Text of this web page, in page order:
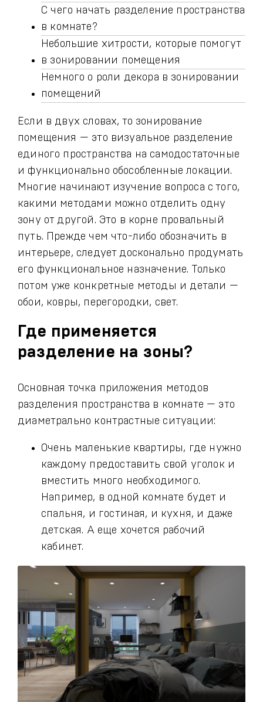
С чего начать разделение пространства
в комнате?
Небольшие хитрости, которые помогут
в зонировании помещения
Немного о роли декора в зонировании
помещений
Если в двух словах, то зонирование
помещения — это визуальное разделение
единого пространства на самодостаточные
и функционально обособленные локации.
Многие начинают изучение вопроса с того,
какими методами можно отделить одну
зону от другой. Это в корне провальный
путь. Прежде чем что-либо обозначить в
интерьере, следует досконально продумать
его функциональное назначение. Только
потом уже конкретные методы и детали —
обои, ковры, перегородки, свет.
Где применяется
разделение на зоны?
Основная точка приложения методов
разделения пространства в комнате — это
диаметрально контрастные ситуации:
Очень маленькие квартиры, где нужно
каждому предоставить свой уголок и
вместить много необходимого.
Например, в одной комнате будет и
спальня, и гостиная, и кухня, и даже
детская. А еще хочется рабочий
кабинет.